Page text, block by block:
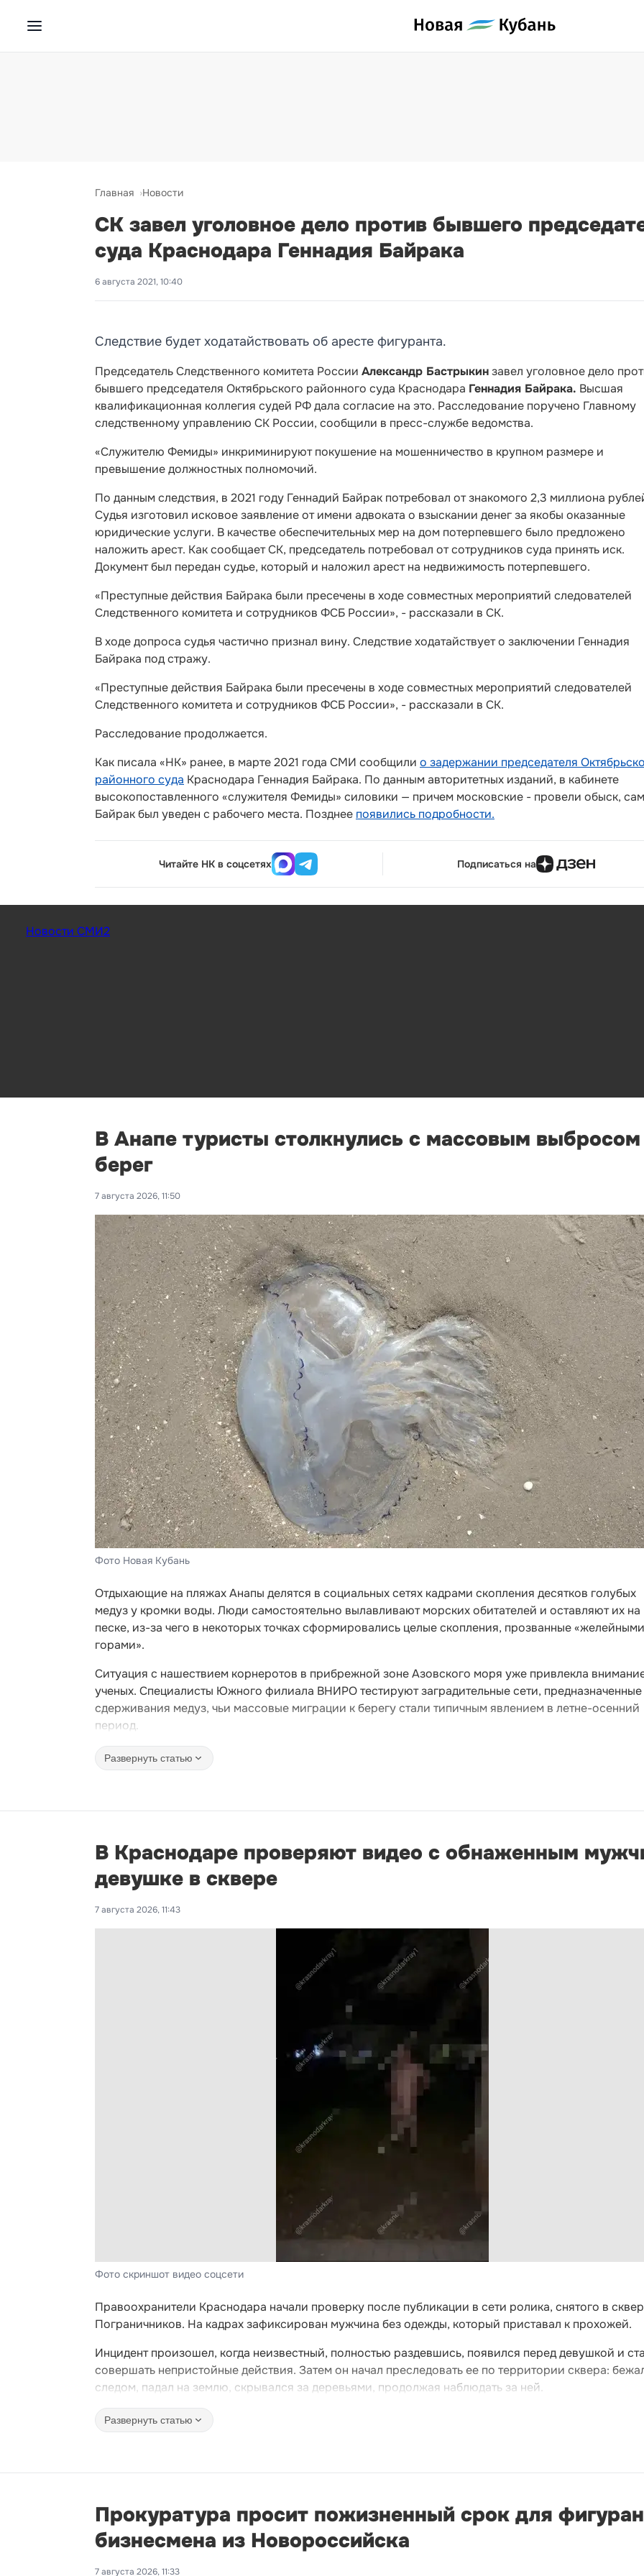
Главная Новости
СК завел уголовное дело против бывшего
суда Краснодара Геннадия Байрака
6 августа 2021, 10:40
Следствие будет ходатайствовать об аресте фигуранта.
Председатель Следственного комитета России Александр Бастрыкинзавел уголовное дело
бывшего председателя Октябрьского районного суда Краснодара Геннадия Байрака. Высшая
квалификационная коллегия судей РФ дала согласие на это. Расследование поручено Главному
следственному управлению СК России, сообщили в пресс-службе ведомства.
«Служителю Фемиды» инкриминируют покушение на мошенничество в крупном размере и
превышение должностных полномочий.
По данным следствия, в 2021 году Геннадий Байрак потребовал от знакомого 2,3 миллиона
Судья изготовил исковое заявление от имени адвоката о взыскании денег за якобы оказанные
юридические услуги. В качестве обеспечительных мер на дом потерпевшего было предложено
наложить арест. Как сообщает СК, председатель потребовал от сотрудников суда принять иск.
Документ был передан судье, который и наложил арест на недвижимость потерпевшего.
«Преступные действия Байрака были пресечены в ходе совместных мероприятий следователей
Следственного комитета и сотрудников ФСБ России», - рассказали в СК.
В ходе допроса судья частично признал вину. Следствие ходатайствует о заключении Геннадия
Байрака под стражу.
«Преступные действия Байрака были пресечены в ходе совместных мероприятий следователей
Следственного комитета и сотрудников ФСБ России», - рассказали в СК.
Расследование продолжается.
Как писала «НК» ранее, в марте 2021 года СМИ сообщили о задержании председателя
районного суда Краснодара Геннадия Байрака. По данным авторитетных изданий, в кабинете
высокопоставленного «служителя Фемиды» силовики — причем московские - провели обыск, сам
Байрак был уведен с рабочего места. Позднее появились подробности.
Читайте НК в соцсетях Подписаться на
Новости СМИ2
В Анапе туристы столкнулись с массовым
берег
7 августа 2026, 11:50
Фото Новая Кубань
Отдыхающие на пляжах Анапы делятся в социальных сетях кадрами скопления десятков голубых
медуз у кромки воды. Люди самостоятельно вылавливают морских обитателей и оставляют их на
песке, из-за чего в некоторых точках сформировались целые скопления, прозванные «желейными
горами».
Ситуация с нашествием корнеротов в прибрежной зоне Азовского моря уже привлекла
ученых. Специалисты Южного филиала ВНИРО тестируют заградительные сети, предназначенные
сдерживания медуз, чьи массовые миграции к берегу стали типичным явлением в летне-осенний
период.
Развернуть статью
В Краснодаре проверяют видео с обнаженным
девушке в сквере
7 августа 2026, 11:43
Фото скриншот видео соцсети
Правоохранители Краснодара начали проверку после публикации в сети ролика, снятого в
Пограничников. На кадрах зафиксирован мужчина без одежды, который приставал к прохожей.
Инцидент произошел, когда неизвестный, полностью раздевшись, появился перед девушкой и
совершать непристойные действия. Затем он начал преследовать ее по территории сквера:
следом, падал на землю, скрывался за деревьями, продолжая наблюдать за ней.
Развернуть статью
Прокуратура просит пожизненный срок для
бизнесмена из Новороссийска
7 августа 2026, 11:33